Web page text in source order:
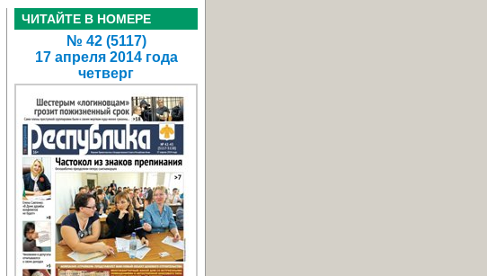
ЧИТАЙТЕ В НОМЕРЕ
№ 42 (5117)
17 апреля 2014 года
четверг